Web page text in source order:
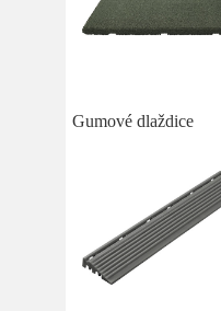
Gumové dlaždice